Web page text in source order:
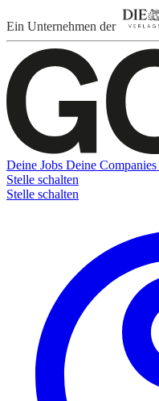
Ein Unternehmen der
Deine Jobs Deine Companies
Stelle schalten
Stelle schalten